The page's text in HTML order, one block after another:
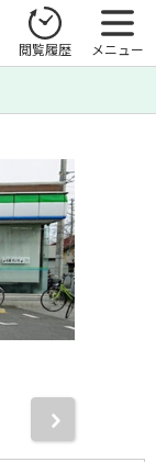
閲覧履歴 メニュー